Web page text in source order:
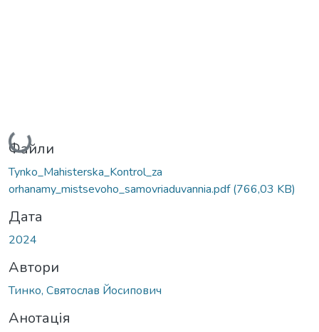
Вантажиться...
Файли
Tynko_Mahisterska_Kontrol_za
orhanamy_mistsevoho_samovriaduvannia.pdf(766,03 KB)
Дата
2024
Автори
Тинко, Святослав Йосипович
Анотація